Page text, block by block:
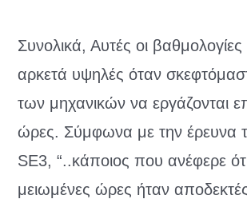
Συνολικά, Αυτές οι βαθμολογίες
αρκετά υψηλές όταν
των μηχανικών να εργάζονται
ώρες. Σύμφωνα με την έρευνα
SE3, “..κάποιος που ανέφερε
μειωμένες ώρες ήταν